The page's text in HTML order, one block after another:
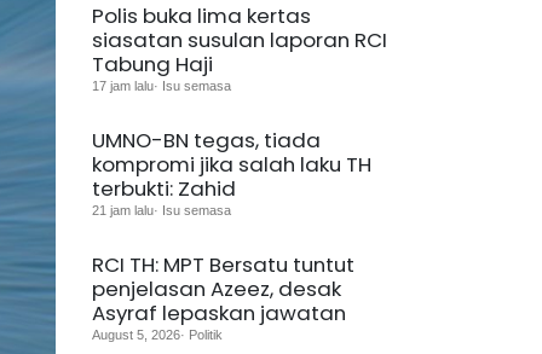
Polis buka lima kertas
siasatan susulan laporan RCI
Tabung Haji
17 jam lalu· Isu semasa
UMNO-BN tegas, tiada
kompromi jika salah laku TH
terbukti: Zahid
21 jam lalu· Isu semasa
RCI TH: MPT Bersatu tuntut
penjelasan Azeez, desak
Asyraf lepaskan jawatan
August 5, 2026· Politik